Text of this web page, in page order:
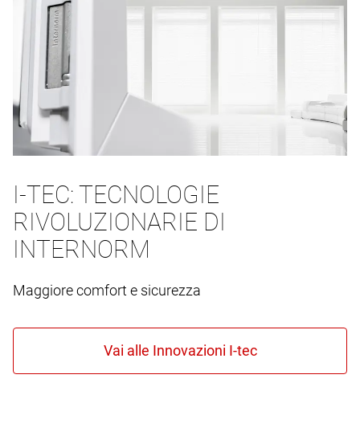
I-TEC: TECNOLOGIE
RIVOLUZIONARIE DI
INTERNORM
Maggiore comfort e sicurezza